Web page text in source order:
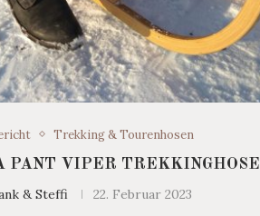
Trekking & Tourenhosen
PANT VIPER TREKKINGHOSE
& Steffi 22. Februar 2023